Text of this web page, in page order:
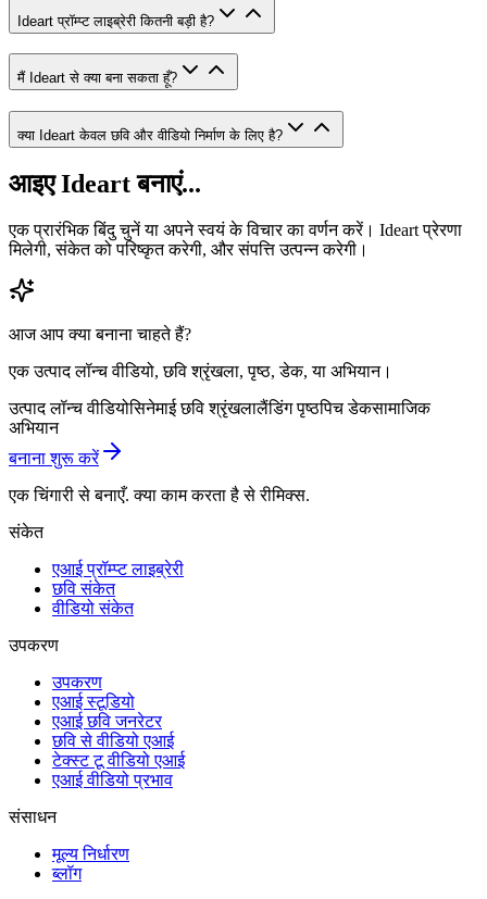
Ideart प्रॉम्प्ट लाइब्रेरी कितनी बड़ी है?
मैं Ideart से क्या बना सकता हूँ?
क्या Ideart केवल छवि और वीडियो निर्माण के लिए है?
आइए Ideart बनाएं...
एक प्रारंभिक बिंदु चुनें या अपने स्वयं के विचार का वर्णन करें। Ideart प्रेरणा
मिलेगी, संकेत को परिष्कृत करेगी, और संपत्ति उत्पन्न करेगी।
आज आप क्या बनाना चाहते हैं?
एक उत्पाद लॉन्च वीडियो, छवि श्रृंखला, पृष्ठ, डेक, या अभियान।
उत्पाद लॉन्च वीडियोसिनेमाई छवि श्रृंखलालैंडिंग पृष्ठपिच डेकसामाजिक
अभियान
बनाना शुरू करें
एक चिंगारी से बनाएँ. क्या काम करता है से रीमिक्स.
संकेत
एआई प्रॉम्प्ट लाइब्रेरी
छवि संकेत
वीडियो संकेत
उपकरण
उपकरण
एआई स्टूडियो
एआई छवि जनरेटर
छवि से वीडियो एआई
टेक्स्ट टू वीडियो एआई
एआई वीडियो प्रभाव
संसाधन
मूल्य निर्धारण
ब्लॉग